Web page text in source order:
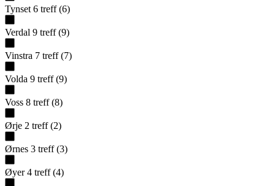
Tynset 6 treff (6)
Verdal 9 treff (9)
Vinstra 7 treff (7)
Volda 9 treff (9)
Voss 8 treff (8)
Ørje 2 treff (2)
Ørnes 3 treff (3)
Øyer 4 treff (4)